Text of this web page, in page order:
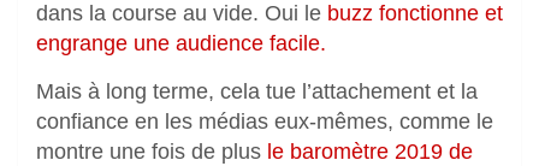
dans la course au vide. Oui le buzz fonctionne et
engrange une audience facile.
Mais à long terme, cela tue l’attachement et la
confiance en les médias eux-mêmes, comme le
montre une fois de plus le baromètre 2019 de